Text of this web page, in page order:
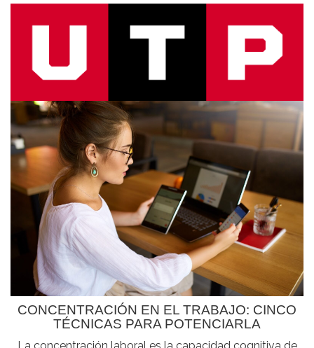
CONCENTRACIÓN EN EL TRABAJO: CINCO
TÉCNICAS PARA POTENCIARLA